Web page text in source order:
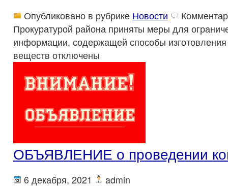
Опубликовано в рубрике Новости
Прокуратурой района приняты меры для
информации, содержащей способы
веществ отключены
ОБЪЯВЛЕНИЕ о проведении
6 декабря, 2021
admin